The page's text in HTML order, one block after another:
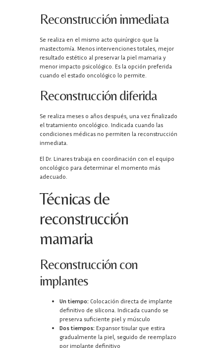
Reconstrucción inmediata
Se realiza en el mismo acto quirúrgico que la
mastectomía. Menos intervenciones totales, mejor
resultado estético al preservar la piel mamaria y
menor impacto psicológico. Es la opción preferida
cuando el estado oncológico lo permite.
Reconstrucción diferida
Se realiza meses o años después, una vez finalizado
el tratamiento oncológico. Indicada cuando las
condiciones médicas no permiten la reconstrucción
inmediata.
El Dr. Linares trabaja en coordinación con el equipo
oncológico para determinar el momento más
adecuado.
Técnicas de
reconstrucción
mamaria
Reconstrucción con
implantes
Un tiempo: Colocación directa de implante
definitivo de silicona. Indicada cuando se
preserva suficiente piel y músculo
Dos tiempos: Expansor tisular que estira
gradualmente la piel, seguido de reemplazo
por implante definitivo